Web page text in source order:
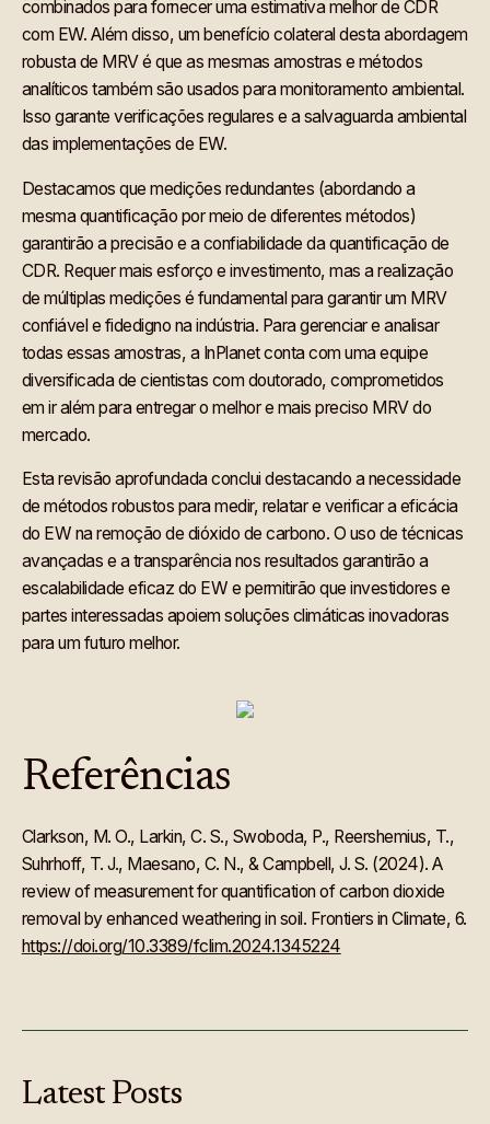
combinados para fornecer uma estimativa melhor de CDR
com EW. Além disso, um benefício colateral desta abordagem
robusta de MRV é que as mesmas amostras e métodos
analíticos também são usados para monitoramento ambiental.
Isso garante verificações regulares e a salvaguarda ambiental
das implementações de EW.
Destacamos que medições redundantes (abordando a
mesma quantificação por meio de diferentes métodos)
garantirão a precisão e a confiabilidade da quantificação de
CDR. Requer mais esforço e investimento, mas a realização
de múltiplas medições é fundamental para garantir um MRV
confiável e fidedigno na indústria. Para gerenciar e analisar
todas essas amostras, a InPlanet conta com uma equipe
diversificada de cientistas com doutorado, comprometidos
em ir além para entregar o melhor e mais preciso MRV do
mercado.
Esta revisão aprofundada conclui destacando a necessidade
de métodos robustos para medir, relatar e verificar a eficácia
do EW na remoção de dióxido de carbono. O uso de técnicas
avançadas e a transparência nos resultados garantirão a
escalabilidade eficaz do EW e permitirão que investidores e
partes interessadas apoiem soluções climáticas inovadoras
para um futuro melhor.
Referências
Clarkson, M. O., Larkin, C. S., Swoboda, P., Reershemius, T.,
Suhrhoff, T. J., Maesano, C. N., & Campbell, J. S. (2024). A
review of measurement for quantification of carbon dioxide
removal by enhanced weathering in soil. Frontiers in Climate, 6.
https://doi.org/10.3389/fclim.2024.1345224
Latest Posts